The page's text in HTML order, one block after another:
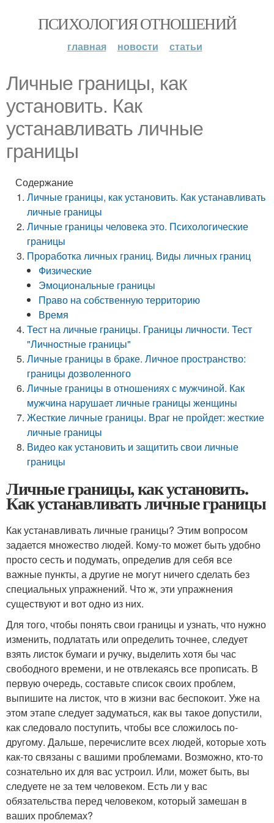
ПСИХОЛОГИЯ ОТНОШЕНИЙ
главная новости статьи
Личные границы, как
установить. Как
устанавливать личные
границы
Содержание
Личные границы, как установить. Как устанавливать
личные границы
Личные границы человека это. Психологические
границы
Проработка личных границ. Виды личных границ
Физические
Эмоциональные границы
Право на собственную территорию
Время
Тест на личные границы. Границы личности. Тест
"Личностные границы"
Личные границы в браке. Личное пространство:
границы дозволенного
Личные границы в отношениях с мужчиной. Как
мужчина нарушает личные границы женщины
Жесткие личные границы. Враг не пройдет: жесткие
личные границы
Видео как установить и защитить свои личные
границы
Личные границы, как установить.
Как устанавливать личные границы
Как устанавливать личные границы? Этим вопросом
задается множество людей. Кому-то может быть удобно
просто сесть и подумать, определив для себя все
важные пункты, а другие не могут ничего сделать без
специальных упражнений. Что ж, эти упражнения
существуют и вот одно из них.
Для того, чтобы понять свои границы и узнать, что нужно
изменить, подлатать или определить точнее, следует
взять листок бумаги и ручку, выделить хотя бы час
свободного времени, и не отвлекаясь все прописать. В
первую очередь, составьте список своих проблем,
выпишите на листок, что в жизни вас беспокоит. Уже на
этом этапе следует задуматься, как вы такое допустили,
как следовало поступить, чтобы все сложилось по-
другому. Дальше, перечислите всех людей, которые хоть
как-то связаны с вашими проблемами. Возможно, кто-то
сознательно их для вас устроил. Или, может быть, вы
следуете не за тем человеком. Есть ли у вас
обязательства перед человеком, который замешан в
ваших проблемах?